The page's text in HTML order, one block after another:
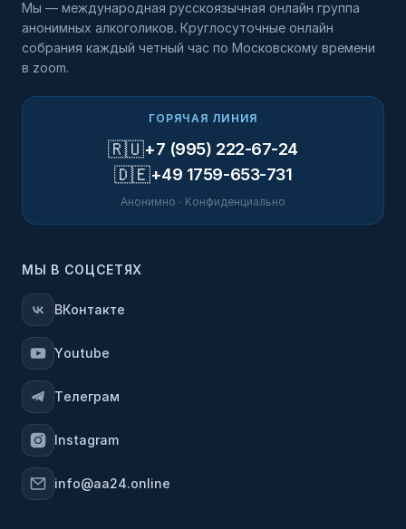
Мы — международная русскоязычная онлайн группа
анонимных алкоголиков. Круглосуточные онлайн
собрания каждый четный час по Московскому времени
в zoom.
ГОРЯЧАЯ ЛИНИЯ
🇷🇺+7 (995) 222-67-24
🇩🇪+49 1759-653-731
Анонимно · Конфиденциально
МЫ В СОЦСЕТЯХ
ВКонтакте
Youtube
Телеграм
Instagram
info@aa24.online